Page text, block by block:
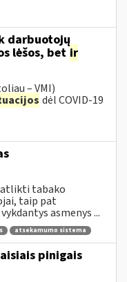
darbuotojų
lėšos, bet ir
– VMI)
dėl COVID-19
atlikti tabako
taip pat
asmenys ...
atsekamumo sistema
pinigais